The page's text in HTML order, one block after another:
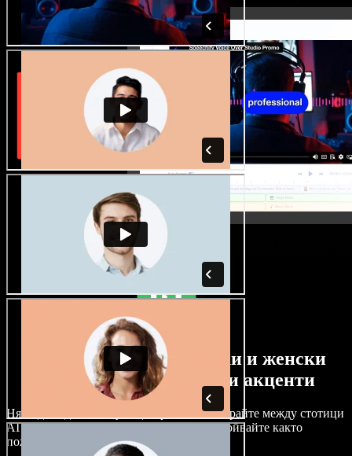
Огромен избор от мъжки и женски
гласове с най-различни акценти
Няма два еднакво звучащи проекта. Избирайте между стотици
AI гласови актьори и акценти и ги настройвайте както
пожелаете.